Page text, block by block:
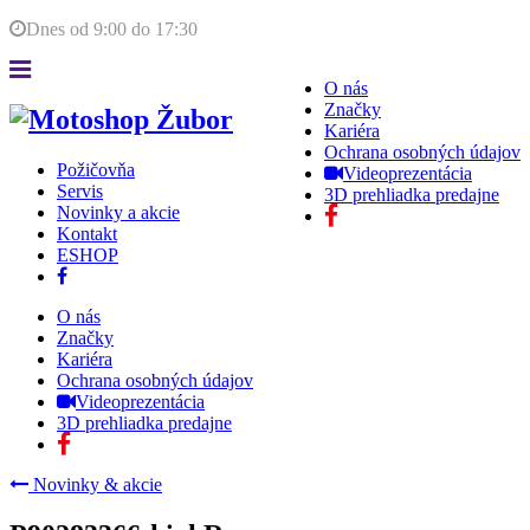
Dnes od 9:00 do 17:30
O nás
Značky
Kariéra
Ochrana osobných údajov
Videoprezentácia
3D prehliadka predajne
Požičovňa
Servis
Novinky a akcie
Kontakt
ESHOP
O nás
Značky
Kariéra
Ochrana osobných údajov
Videoprezentácia
3D prehliadka predajne
Novinky & akcie